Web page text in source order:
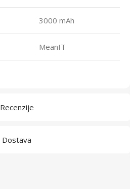
Recenzije
Dostava
3000 mAh
MeanIT